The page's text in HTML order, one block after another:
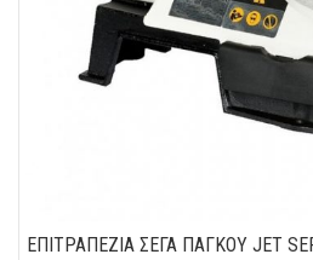
ΕΠΙΤΡΑΠΕΖΙΑ ΣΕΓΑ ΠΑΓΚΟΥ JET